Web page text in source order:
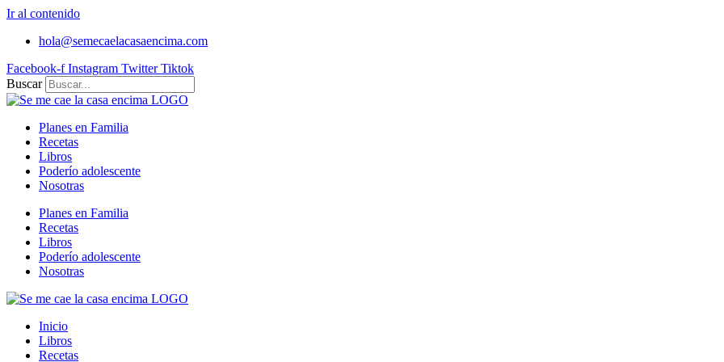
Ir al contenido
hola@semecaelacasaencima.com
Facebook-f Instagram Twitter Tiktok
Buscar
Planes en Familia
Recetas
Libros
Poderío adolescente
Nosotras
Planes en Familia
Recetas
Libros
Poderío adolescente
Nosotras
Inicio
Libros
Recetas